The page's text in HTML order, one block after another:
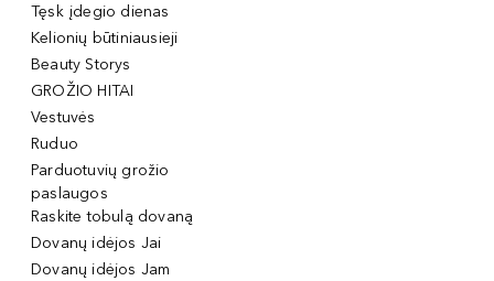
Tęsk įdegio dienas
Kelionių būtiniausieji
Beauty Storys
GROŽIO HITAI
Vestuvės
Ruduo
Parduotuvių grožio
paslaugos
Raskite tobulą dovaną
Dovanų idėjos Jai
Dovanų idėjos Jam